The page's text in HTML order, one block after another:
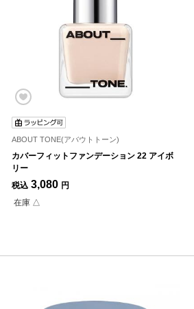
ABOUT TONE(アバウトトーン)
カバーフィットファンデーション 22 アイボ
リー
税込 3,080 円
在庫 △